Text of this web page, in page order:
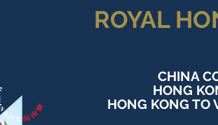
ROYAL
CHINA
HONG
HONG KONG TO